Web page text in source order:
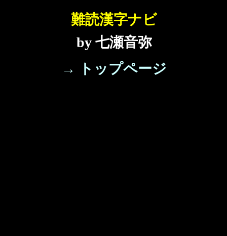
難読漢字ナビ
by 七瀬音弥
→ トップページ